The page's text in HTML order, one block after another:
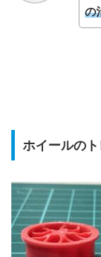
の
ホイールの